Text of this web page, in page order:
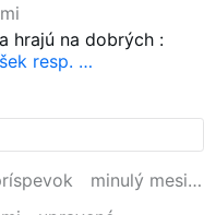
sa klania,
môžeme smelo
prichádzajú a myslia
Naši kňazi v
,aby sa odvrátili od
a stali novým
človekom
hrajú na dobrých :
resp. …
minulý mesiac